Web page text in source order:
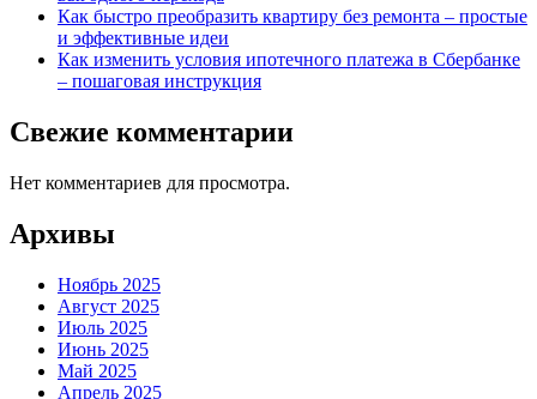
Как быстро преобразить квартиру без ремонта – простые
и эффективные идеи
Как изменить условия ипотечного платежа в Сбербанке
– пошаговая инструкция
Свежие комментарии
Нет комментариев для просмотра.
Архивы
Ноябрь 2025
Август 2025
Июль 2025
Июнь 2025
Май 2025
Апрель 2025